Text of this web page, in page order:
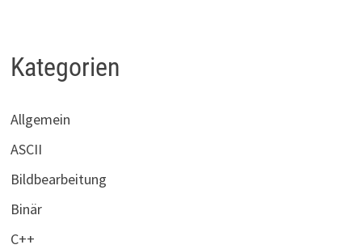
Kategorien
Allgemein
ASCII
Bildbearbeitung
Binär
C++